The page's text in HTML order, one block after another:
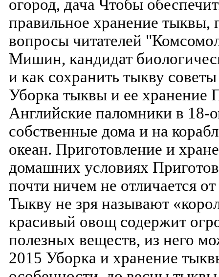
огород, дача Чтобы
правильное хранение тыквы,
вопросы читателей
Мишин, кандидат
и как сохранить тыкву
Уборка тыквы и ее хранение
Английские паломники в 18-
собственные дома и на
океан. Приготовление и
домашних условиях
почти ничем не отличается
Тыкву не зря называют
красивый овощ содержит
полезных веществ, из него
2015 Уборка и хранение